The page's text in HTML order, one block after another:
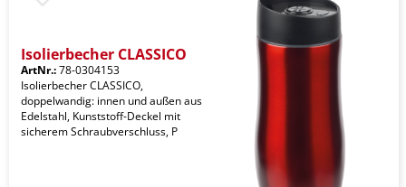
Isolierbecher CLASSICO
ArtNr.:78-0304153
Isolierbecher CLASSICO,
doppelwandig: innen und außen aus
Edelstahl, Kunststoff-Deckel mit
sicherem Schraubverschluss, P